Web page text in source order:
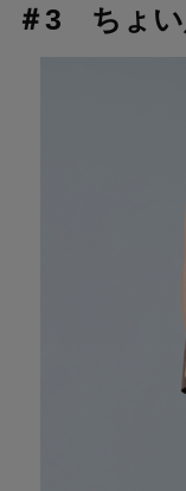
＃3 ちょい